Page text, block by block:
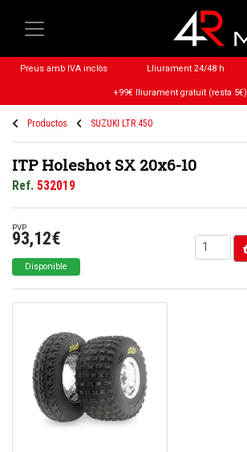
Preus amb IVA inclòs Lliurament 24/48 h
+99€ lliurament gratuït (resta 5€)
Productos SUZUKI LTR 450
ITP Holeshot SX 20x6-10
Ref. 532019
PVP
93,12€
Disponible